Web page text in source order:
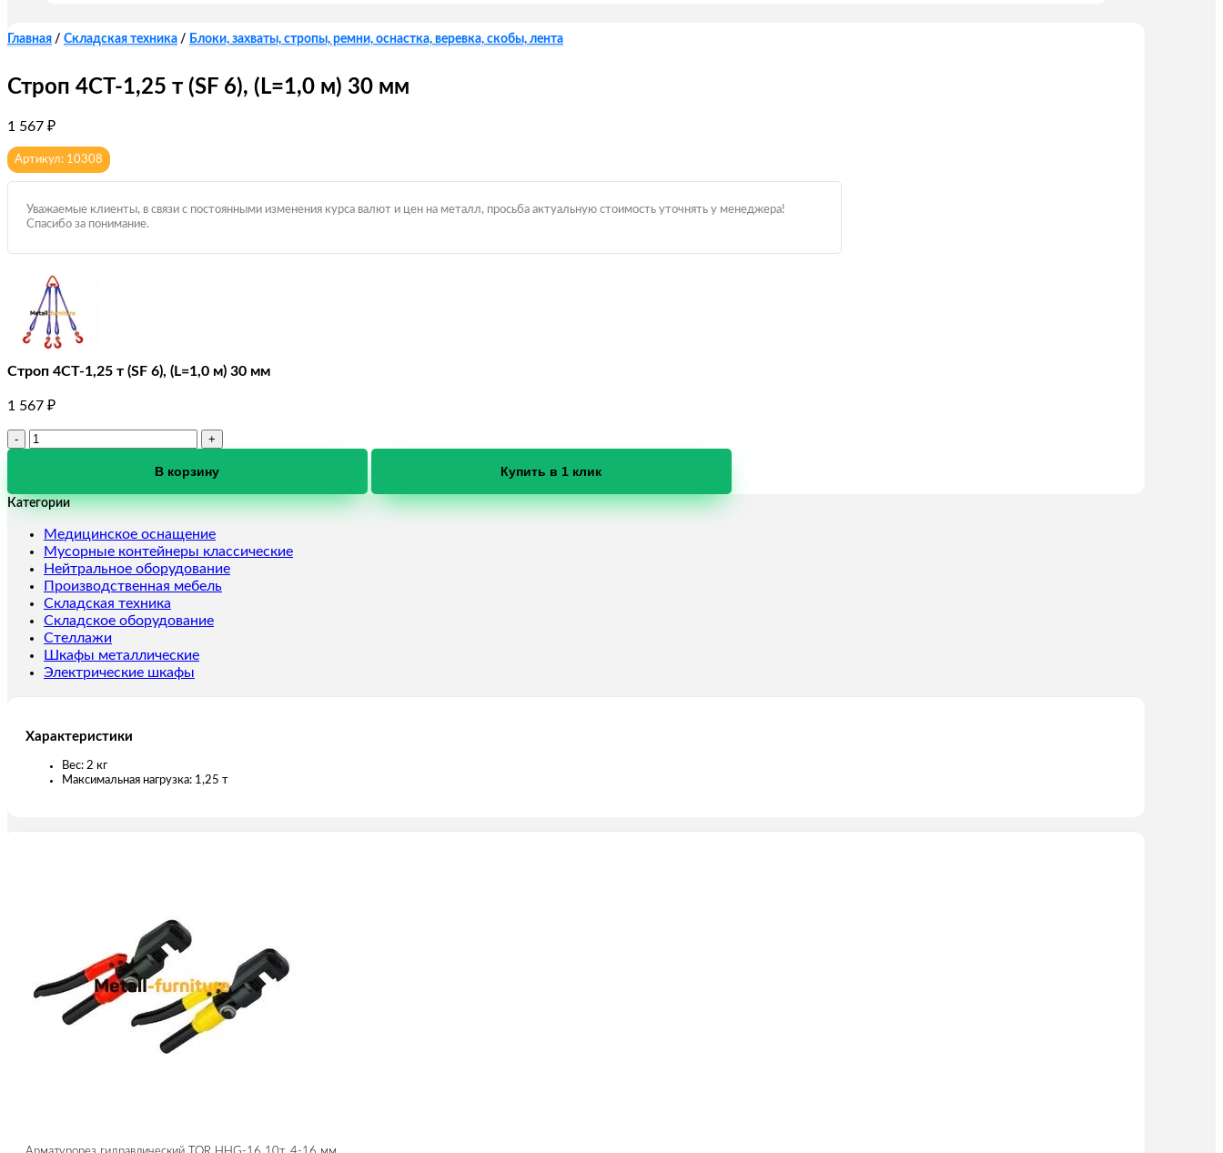
Главная / Складская техника / Блоки, захваты, стропы, ремни, оснастка, веревка, скобы, лента
Строп 4СТ-1,25 т (SF 6), (L=1,0 м) 30 мм
1 567 ₽
Артикул: 10308
Уважаемые клиенты, в связи с постоянными изменения курса валют и цен на металл, просьба актуальную стоимость уточнять у менеджера!
Спасибо за понимание.
Строп 4СТ-1,25 т (SF 6), (L=1,0 м) 30 мм
1 567 ₽
Количество
т
6),
(L=1,0
м)
30
мм
В корзину Купить в 1 клик
Категории
Медицинское оснащение
Мусорные контейнеры классические
Нейтральное оборудование
Производственная мебель
Складская техника
Складское оборудование
Стеллажи
Шкафы металлические
Электрические шкафы
Характеристики
Вес: 2 кг
Максимальная нагрузка: 1,25 т